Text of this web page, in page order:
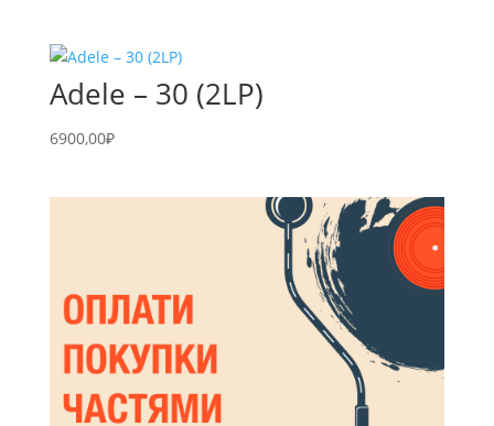
Adele – 30 (2LP)
6900,00₽